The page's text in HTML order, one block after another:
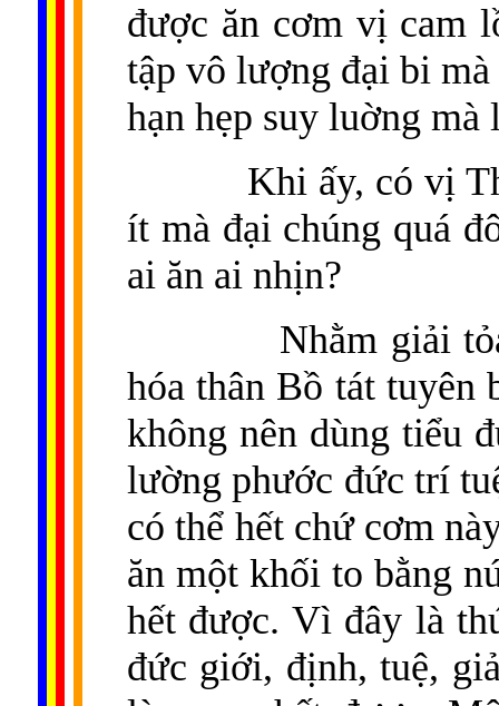
được ăn cơm vị cam
tập vô lượng đại bi
hạn hẹp suy luờng mà
Khi ấy, có vị
ít mà đại chúng quá
ai ăn ai nhịn?
Nhằm giải
hóa thân Bồ tát tuyên
không nên dùng tiểu
lường phước đức trí
có thể hết chứ cơm
ăn một khối to bằng
hết được. Vì đây là
đức giới, định, tuệ,